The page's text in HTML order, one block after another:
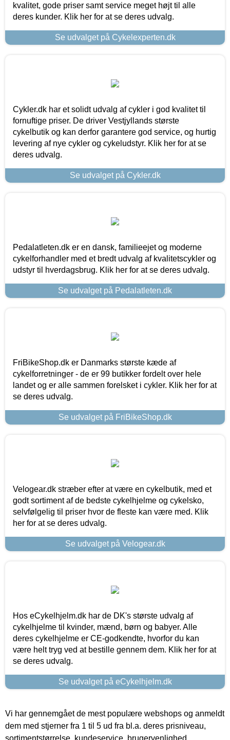
kvalitet, gode priser samt service meget højt til alle
deres kunder. Klik her for at se deres udvalg.
Se udvalget på Cykelexperten.dk
Cykler.dk har et solidt udvalg af cykler i god kvalitet til
fornuftige priser. De driver Vestjyllands største
cykelbutik og kan derfor garantere god service, og hurtig
levering af nye cykler og cykeludstyr. Klik her for at se
deres udvalg.
Se udvalget på Cykler.dk
Pedalatleten.dk er en dansk, familieejet og moderne
cykelforhandler med et bredt udvalg af kvalitetscykler og
udstyr til hverdagsbrug. Klik her for at se deres udvalg.
Se udvalget på Pedalatleten.dk
FriBikeShop.dk er Danmarks største kæde af
cykelforretninger - de er 99 butikker fordelt over hele
landet og er alle sammen forelsket i cykler. Klik her for at
se deres udvalg.
Se udvalget på FriBikeShop.dk
Velogear.dk stræber efter at være en cykelbutik, med et
godt sortiment af de bedste cykelhjelme og cykelsko,
selvfølgelig til priser hvor de fleste kan være med. Klik
her for at se deres udvalg.
Se udvalget på Velogear.dk
Hos eCykelhjelm.dk har de DK's største udvalg af
cykelhjelme til kvinder, mænd, børn og babyer. Alle
deres cykelhjelme er CE-godkendte, hvorfor du kan
være helt tryg ved at bestille gennem dem. Klik her for at
se deres udvalg.
Se udvalget på eCykelhjelm.dk
Vi har gennemgået de mest populære webshops og anmeldt
dem med stjerner fra 1 til 5 ud fra bl.a. deres prisniveau,
sortimentstørrelse, kundeservice, brugervenlighed,